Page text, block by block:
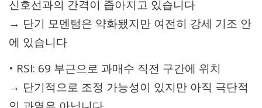
신호선과의 간격이 좁아지고 있습니다
→ 단기 모멘텀은 약화됐지만 여전히 강세 기조 안
에 있습니다
• RSI: 69 부근으로 과매수 직전 구간에 위치
→ 단기적으로 조정 가능성이 있지만 아직 극단적